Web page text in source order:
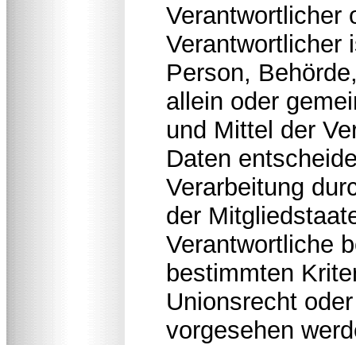
Verantwortlicher
Verantwortlicher
Person,
allein oder
und Mittel der
Daten
Verarbeitung
der
Verantwortliche
bestimmten
Unionsrecht
vorgesehen